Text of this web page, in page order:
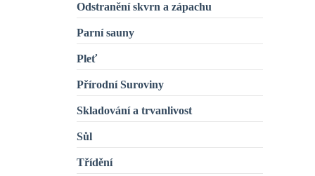
Odstranění skvrn a zápachu
Parní sauny
Pleť
Přírodní Suroviny
Skladování a trvanlivost
Sůl
Třídění